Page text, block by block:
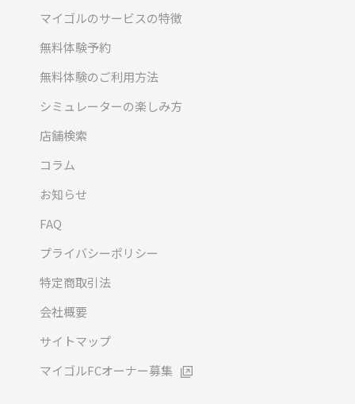
マイゴルのサービスの特徴
無料体験予約
無料体験のご利用方法
シミュレーターの楽しみ方
店舗検索
コラム
お知らせ
FAQ
プライバシーポリシー
特定商取引法
会社概要
サイトマップ
マイゴルFCオーナー募集